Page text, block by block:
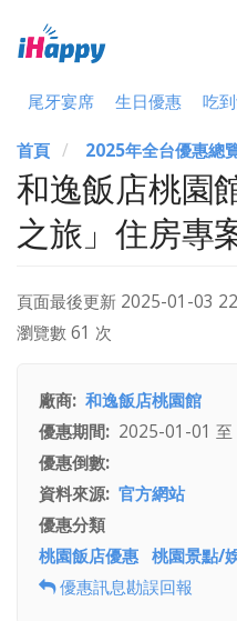
尾牙宴席 生日優惠 吃
首頁 2025年全台優惠總
和逸飯店桃園
之旅」住房專
頁面最後更新 2025-01-03
瀏覽數 61 次
廠商 和逸飯店桃園館
優惠期間
2025-01-01 至
優惠倒數
資料來源 官方網站
優惠分類
桃園飯店優惠 桃園景點/
優惠訊息勘誤回報